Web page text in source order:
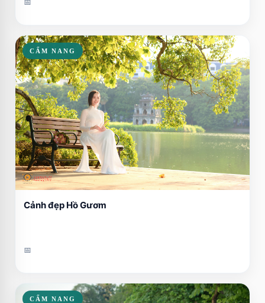
📅
CẨM NANG
Cảnh đẹp Hồ Gươm
📅
CẨM NANG